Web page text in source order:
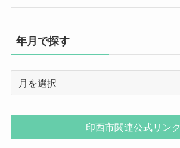
年月で探す
す
印西市関連公式リンク